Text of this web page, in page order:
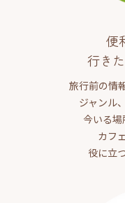
便
行き
旅行前の情
ジャンル
今いる
カフ
役に立